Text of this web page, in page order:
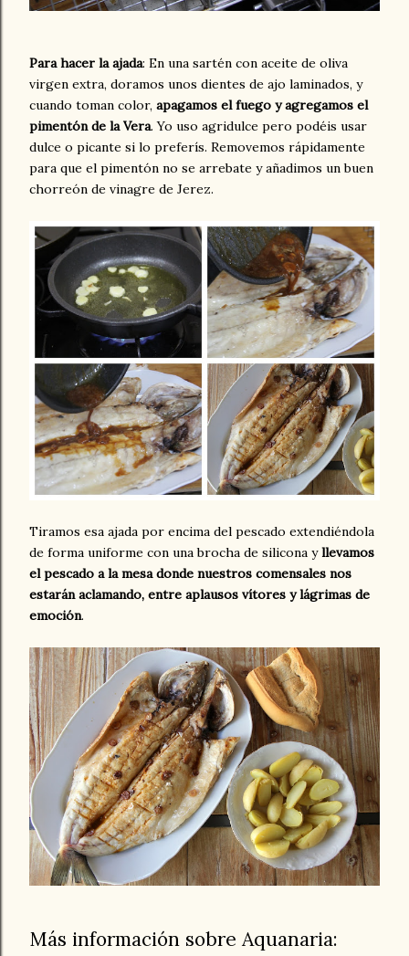
Para hacer la ajada: En una sartén con aceite de oliva
virgen extra, doramos unos dientes de ajo laminados, y
cuando toman color, apagamos el fuego y agregamos el
pimentón de la Vera. Yo uso agridulce pero podéis usar
dulce o picante si lo preferís. Removemos rápidamente
para que el pimentón no se arrebate y añadimos un buen
chorreón de vinagre de Jerez.
Tiramos esa ajada por encima del pescado extendiéndola
de forma uniforme con una brocha de silicona yllevamos
el pescado a la mesa donde nuestros comensales nos
estarán aclamando, entre aplausos vítores y lágrimas de
emoción.
Más información sobre Aquanaria: